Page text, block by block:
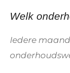
Welk
Iedere